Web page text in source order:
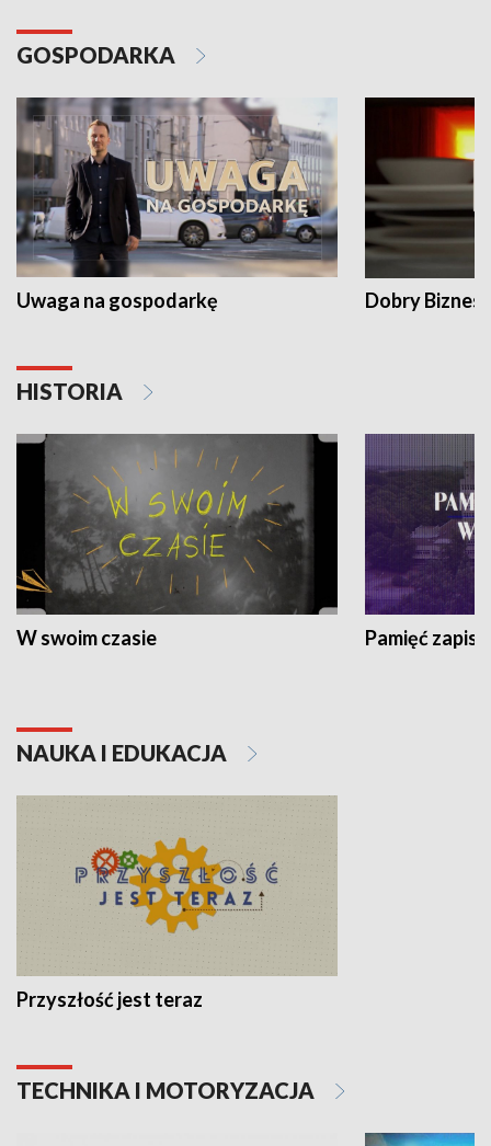
GOSPODARKA
Uwaga na gospodarkę Dobry Biznes
HISTORIA
W swoim czasie Pamięć
NAUKA I EDUKACJA
Przyszłość jest teraz
TECHNIKA I MOTORYZACJA